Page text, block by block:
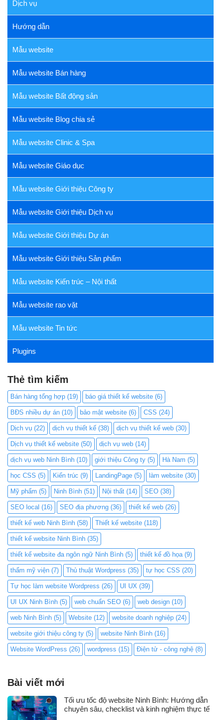
Dịch vụ
Hướng dẫn
Mẫu website
Mẫu website Bán hàng
Mẫu website Bất động sản
Mẫu website Blog chia sẻ
Mẫu website Clinic & Spa
Mẫu website Giáo dục
Mẫu website Giới thiệu Công ty
Mẫu website Giới thiệu Dịch vụ
Mẫu website Giới thiệu Dự án
Mẫu website Giới thiệu Sản phẩm
Mẫu website Kiến trúc – Nội thất
Mẫu website rao vặt
Mẫu website Tin tức
Plugins
Thẻ tìm kiếm
Bán hàng tổng hợp (19) báo giá thiết kế website (6)
BĐS nhiều dự án (10) bảo mật website (6) CSS (24)
Dịch vụ (22) dịch vụ thiết kế (38) dịch vụ thiết kế web (30)
Dịch vụ thiết kế website (50) dịch vụ web (14)
dịch vụ web Ninh Bình (10) giới thiệu Công ty (5) Hà Nam (5)
học CSS (5) Kiến trúc (9) LandingPage (5) làm website (30)
Mỹ phẩm (5) Ninh Bình (51) Nội thất (14) SEO (38)
SEO local (16) SEO địa phương (36) thiết kế web (26)
thiết kế web Ninh Bình (58) Thiết kế website (118)
thiết kế website Ninh Bình (35)
thiết kế website đa ngôn ngữ Ninh Bình (5) thiết kế đồ họa (9)
thẩm mỹ viện (7) Thủ thuật Wordpress (35) tự học CSS (20)
Tự học làm website Wordpress (26) UI UX (39)
UI UX Ninh Bình (5) web chuẩn SEO (6) web design (10)
web Ninh Bình (5) Website (12) website doanh nghiệp (24)
website giới thiệu công ty (5) website Ninh Bình (16)
Website WordPress (26) wordpress (15) Điện tử - công nghệ (8)
Bài viết mới
Tối ưu tốc độ website Ninh Bình: Hướng dẫn
chuyên sâu, checklist và kinh nghiệm thực tế